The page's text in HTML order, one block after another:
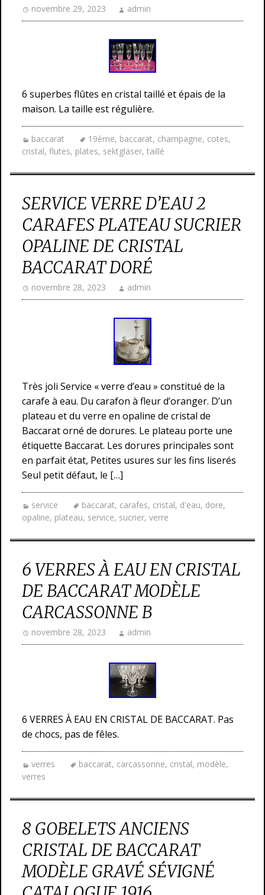
novembre 29, 2023 admin
6 superbes flûtes en cristal taillé et épais de la
maison. La taille est régulière.
baccarat 19ème, baccarat, champagne, cotes,
cristal, flutes, plates, sektgläser, taillé
SERVICE VERRE D’EAU 2
CARAFES PLATEAU SUCRIER
OPALINE DE CRISTAL
BACCARAT DORÉ
novembre 28, 2023 admin
Très joli Service « verre d’eau » constitué de la
carafe à eau. Du carafon à fleur d’oranger. D’un
plateau et du verre en opaline de cristal de
Baccarat orné de dorures. Le plateau porte une
étiquette Baccarat. Les dorures principales sont
en parfait état, Petites usures sur les fins liserés
Seul petit défaut, le […]
service baccarat, carafes, cristal, d'eau, dore,
opaline, plateau, service, sucrier, verre
6 VERRES À EAU EN CRISTAL
DE BACCARAT MODÈLE
CARCASSONNE B
novembre 28, 2023 admin
6 VERRES À EAU EN CRISTAL DE BACCARAT. Pas
de chocs, pas de fêles.
verres baccarat, carcassonne, cristal, modèle,
verres
8 GOBELETS ANCIENS
CRISTAL DE BACCARAT
MODÈLE GRAVÉ SÉVIGNÉ